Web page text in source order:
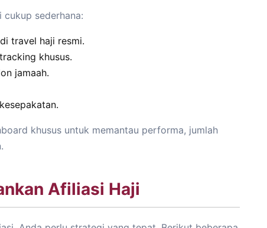
sederhana:
travel haji resmi.
khusus.
jamaah.
khusus untuk memantau performa, jumlah
Afiliasi Haji